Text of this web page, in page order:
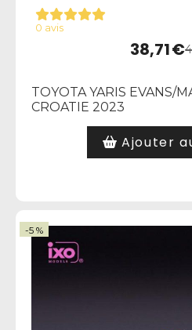
0 avis
38,71€
TOYOTA YARIS EVANS/
CROATIE 2023
Ajouter
-5 %